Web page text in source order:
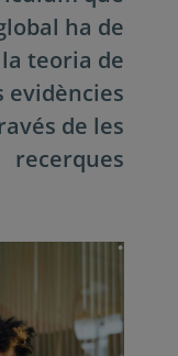
ha de
teoria de
evidències
de les
recerques